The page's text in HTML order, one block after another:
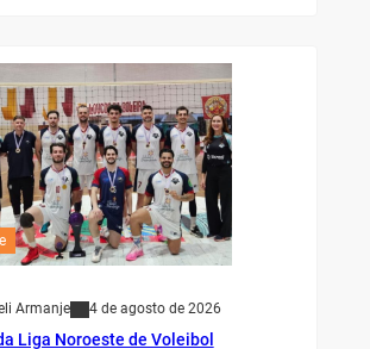
Armanje 4 de agosto de 2026
Liga Noroeste de Voleibol